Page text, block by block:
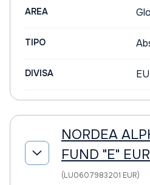
AREA
TIPO
DIVISA
NORDEA
FUND "E" EUR
(LU0607983201 EUR)